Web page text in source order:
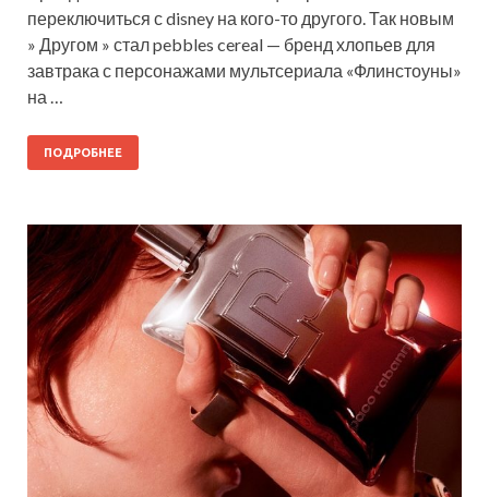
переключиться с disney на кого-то другого. Так новым
» Другом » стал pebbles cereal — бренд хлопьев для
завтрака с персонажами мультсериала «Флинстоуны»
на …
ПОДРОБНЕЕ